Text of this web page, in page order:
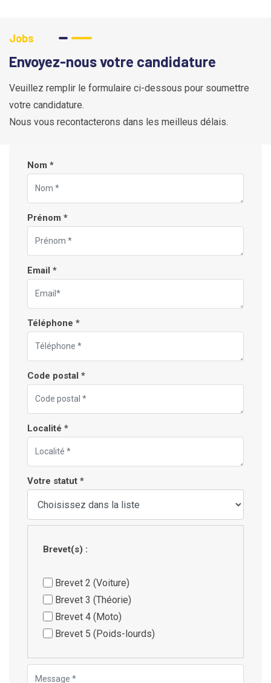
Jobs
Envoyez-nous votre candidature
Veuillez remplir le formulaire ci-dessous pour soumettre
votre candidature.
Nous vous recontacterons dans les meilleus délais.
Nom *
Prénom *
Email *
Téléphone *
Code postal *
Localité *
Votre statut *
Brevet(s) :
Brevet 2 (Voiture)
Brevet 3 (Théorie)
Brevet 4 (Moto)
Brevet 5 (Poids-lourds)